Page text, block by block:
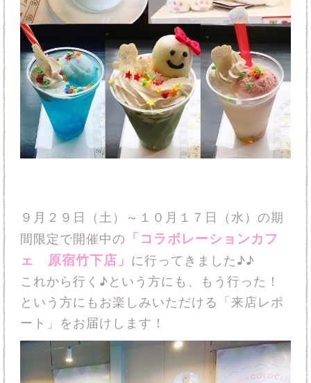
９月２９日（土）～１０月１７日（水）の期
間限定で開催中の
「コラボレーションカフ
ェ 原宿竹下店」 に行ってきました♪♪
これから行く♪という方にも、もう行った！
という方にもお楽しみいただける「来店レポ
ート」をお届けします！